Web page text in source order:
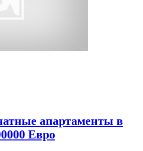
апартаменты в
Евро